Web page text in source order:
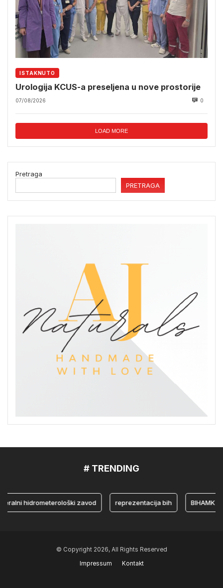
ISTAKNUTO
Urologija KCUS-a preseljena u nove prostorije
07/08/2026 0
LOAD MORE
Pretraga
PRETRAGA
# TRENDING
hidrometerološki zavod reprezentacija bih BIHAMK
© Copyright 2026, All Rights Reserved
Impressum
Kontakt